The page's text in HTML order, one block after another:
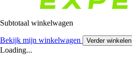
Subtotaal winkelwagen
Bekijk mijn winkelwagen Verder winkelen
Loading...